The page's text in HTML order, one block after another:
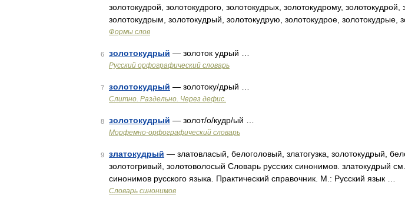
золотокудрой, золотокудрого, золотокудрых, золотокудрому, золотокудрой,
золотокудрым, золотокудрый, золотокудрую, золотокудрое, золотокудрые,
Формы слов
6 золотокудрый — золоток удрый …
Русский орфографический словарь
7 золотокудрый — золотоку/дрый …
Слитно. Раздельно. Через дефис.
8 золотокудрый — золот/о/кудр/ый …
Морфемно-орфографический словарь
9 златокудрый — златовласый, белоголовый, златогузка, золотокудрый,
золотогривый, золотоволосый Словарь русских синонимов. златокудрый
синонимов русского языка. Практический справочник. М.: Русский язык …
Словарь синонимов